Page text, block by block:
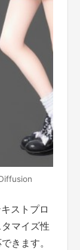
ストプロ
マイズ性
きます。